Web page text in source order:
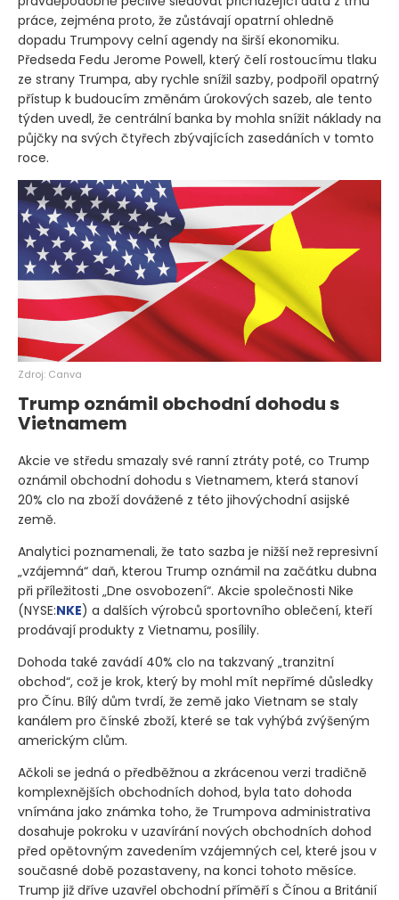
práce, zejména proto, že zůstávají opatrní ohledně
dopadu Trumpovy celní agendy na širší ekonomiku.
Předseda Fedu Jerome Powell, který čelí rostoucímu tlaku
ze strany Trumpa, aby rychle snížil sazby, podpořil opatrný
přístup k budoucím změnám úrokových sazeb, ale tento
týden uvedl, že centrální banka by mohla snížit náklady na
půjčky na svých čtyřech zbývajících zasedáních v tomto
roce.
Zdroj: Canva
Trump oznámil obchodní dohodu s
Vietnamem
Akcie ve středu smazaly své ranní ztráty poté, co Trump
oznámil obchodní dohodu s Vietnamem, která stanoví
20% clo na zboží dovážené z této jihovýchodní asijské
země.
Analytici poznamenali, že tato sazba je nižší než represivní
„vzájemná“ daň, kterou Trump oznámil na začátku dubna
při příležitosti „Dne osvobození“. Akcie společnosti Nike
(NYSE:NKE) a dalších výrobců sportovního oblečení, kteří
prodávají produkty z Vietnamu, posílily.
Dohoda také zavádí 40% clo na takzvaný „tranzitní
obchod“, což je krok, který by mohl mít nepřímé důsledky
pro Čínu. Bílý dům tvrdí, že země jako Vietnam se staly
kanálem pro čínské zboží, které se tak vyhýbá zvýšeným
americkým clům.
Ačkoli se jedná o předběžnou a zkrácenou verzi tradičně
komplexnějších obchodních dohod, byla tato dohoda
vnímána jako známka toho, že Trumpova administrativa
dosahuje pokroku v uzavírání nových obchodních dohod
před opětovným zavedením vzájemných cel, které jsou v
současné době pozastaveny, na konci tohoto měsíce.
Trump již dříve uzavřel obchodní příměří s Čínou a Británií